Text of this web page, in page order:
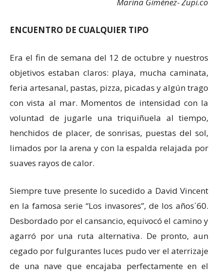
ENCUENTRO DE CUALQUIER TIPO
Era el fin de semana del 12 de octubre y nuestros
objetivos estaban claros: playa, mucha caminata,
feria artesanal, pastas, pizza, picadas y algún trago
con vista al mar. Momentos de intensidad con la
voluntad de jugarle una triquiñuela al tiempo,
henchidos de placer, de sonrisas, puestas del sol,
limados por la arena y con la espalda relajada por
suaves rayos de calor.
Siempre tuve presente lo sucedido a David Vincent
en la famosa serie “Los invasores”, de los años´60.
Desbordado por el cansancio, equivocó el camino y
agarró por una ruta alternativa. De pronto, aun
cegado por fulgurantes luces pudo ver el aterrizaje
de una nave que encajaba perfectamente en el